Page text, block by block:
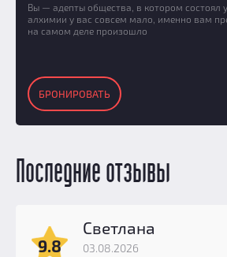
Вы — адепты общества, в котором состоял
алхимии у вас совсем мало, именно вам
на самом деле произошло
БРОНИРОВАТЬ
Последние отзывы
9.8
Светлана
03.08.2026